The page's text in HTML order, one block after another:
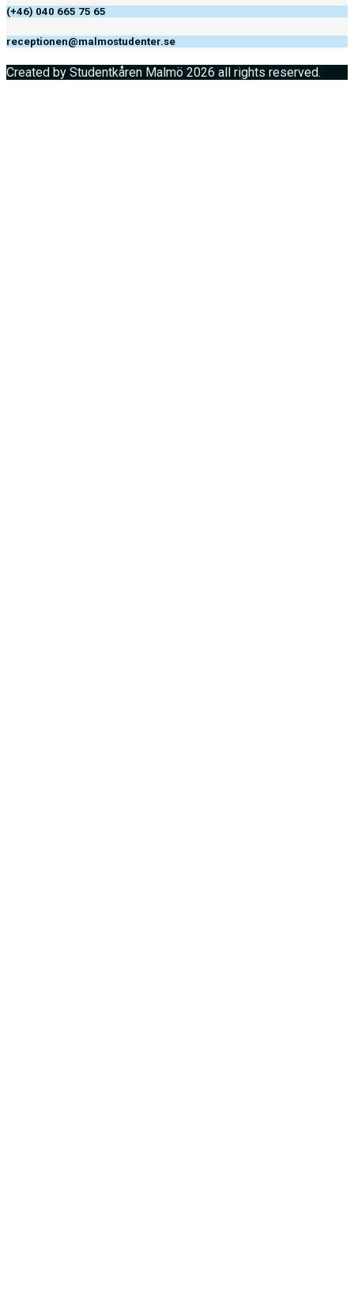
(+46) 040 665 75 65
receptionen@malmostudenter.se
Created by Studentkåren Malmö 2026 all rights reserved.